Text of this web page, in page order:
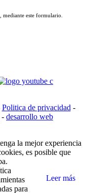
mediante este formulario.
Politica de privacidad -
- desarrollo web
la mejor experiencia
es posible que
Leer más
para